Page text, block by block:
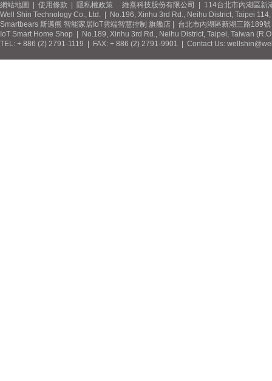
網站地圖 使用條款 隱私權政策 維熹科技股份有限公司 | 114台北市內湖區新
Well Shin Technology Co., Ltd. | No.196, Xinhu 3rd Rd., Neihu District, Taipei
Smartbears 斯邁熊 智能家居IoT雲端智慧控制 旗艦店 | 台北市內湖區新湖三路189
IoT Smart Home Shop | No.189, Xinhu 3rd Rd., Neihu District, Taipei, Taiwan
TEL: + 886 (2) 2791-1119 | FAX: + 886 (2) 2791-9901 | Contact Us: